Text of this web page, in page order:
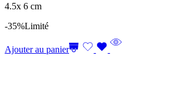
4.5x 6 cm
-35%Limité
Ajouter au panier